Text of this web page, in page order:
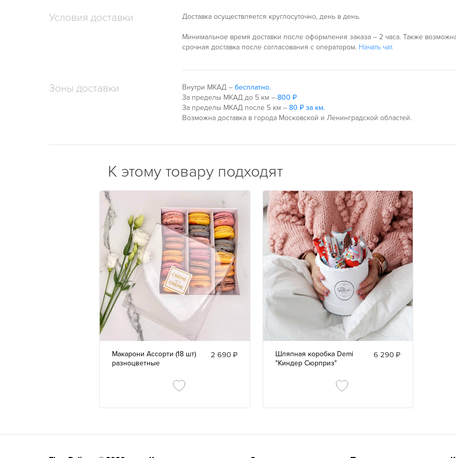
Условия доставки Доставка осуществляется круглосуточно, день в день.
Минимальное время доставки после оформления заказа – 2 часа. Также
срочная доставка после согласования с оператором. Начать чат.
Зоны доставки Внутри МКАД – бесплатно.
За пределы МКАД до 5 км – 800 ₽
За пределы МКАД после 5 км – 80 ₽ за км.
Возможна доставка в города Московской и Ленинградской областей.
К этому товару подходят
Макарони Ассорти (18 шт)
разноцветные
2 690 ₽
Шляпная коробка Demi
"Киндер Сюрприз"
6 290 ₽